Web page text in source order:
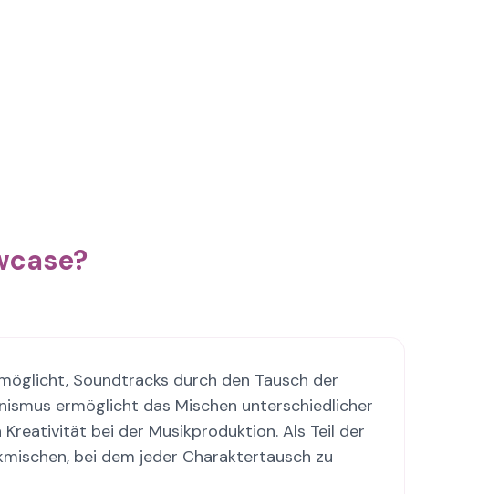
Soundtracks durch den Tausch der
ermöglicht das Mischen unterschiedlicher
bei der Musikproduktion. Als Teil der
bei dem jeder Charaktertausch zu